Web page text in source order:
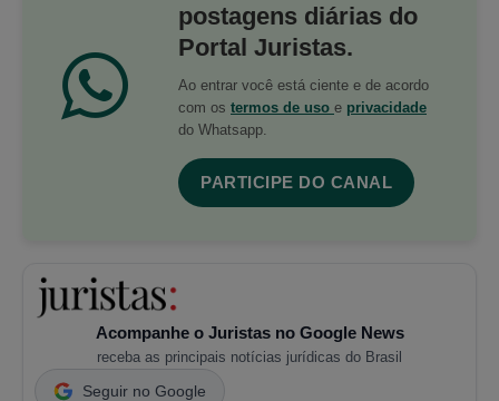
postagens diárias do
Portal Juristas.
Ao entrar você está ciente e de acordo
com os termos de uso e privacidade
do Whatsapp.
PARTICIPE DO CANAL
Acompanhe o Juristas no Google News
receba as principais notícias jurídicas do Brasil
Seguir no Google